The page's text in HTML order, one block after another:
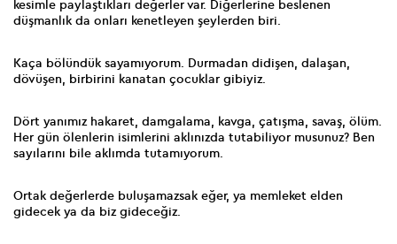
kesimle paylaştıkları değerler var. Diğerlerine beslenen
düşmanlık da onları kenetleyen şeylerden biri.
Kaça bölündük sayamıyorum. Durmadan didişen, dalaşan,
dövüşen, birbirini kanatan çocuklar gibiyiz.
Dört yanımız hakaret, damgalama, kavga, çatışma, savaş, ölüm.
Her gün ölenlerin isimlerini aklınızda tutabiliyor musunuz? Ben
sayılarını bile aklımda tutamıyorum.
Ortak değerlerde buluşamazsak eğer, ya memleket elden
gidecek ya da biz gideceğiz.